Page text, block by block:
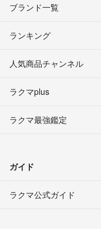
ブランド一覧
ランキング
人気商品チャンネル
ラクマplus
ラクマ最強鑑定
ガイド
ラクマ公式ガイド